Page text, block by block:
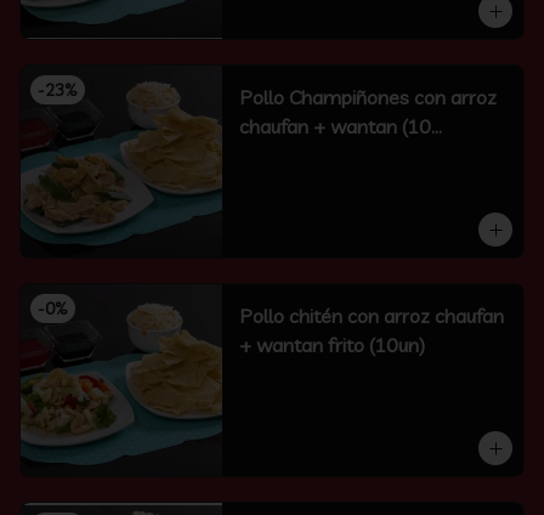
-23%
Pollo Champiñones con arroz
chaufan + wantan (10
-0%
Pollo chitén con arroz chaufan
+ wantan frito (10un)